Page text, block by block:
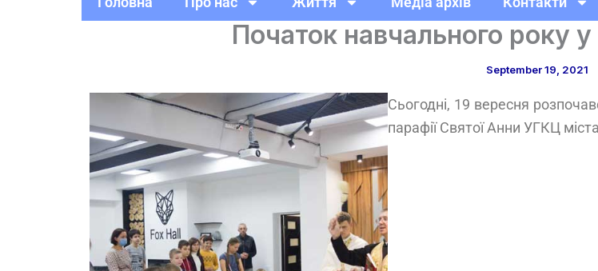
Початок навчального року у
September 19, 2021
Сьогодні, 19 вересня
парафії Святої Анни УГКЦ